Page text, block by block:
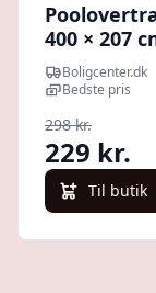
400 × 207
90 g/m²,
Boligcenter.dk
Bedste pris
298 kr.
229 kr.
Til butik